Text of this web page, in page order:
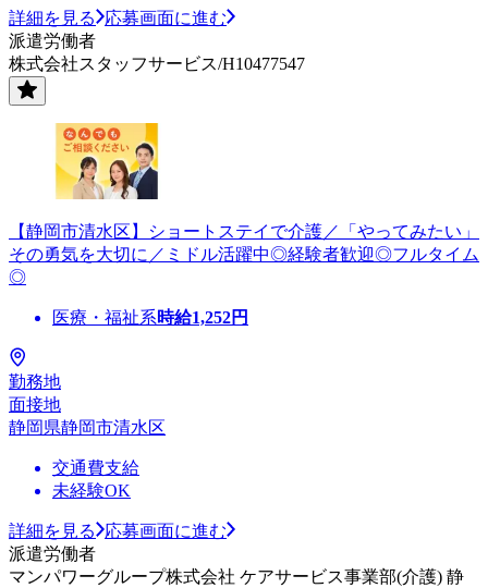
詳細を見る
応募画面に進む
派遣労働者
株式会社スタッフサービス/H10477547
【静岡市清水区】ショートステイで介護／「やってみたい」
その勇気を大切に／ミドル活躍中◎経験者歓迎◎フルタイム
◎
医療・福祉系時給1,252円
勤務地
面接地
静岡県静岡市清水区
交通費支給
未経験OK
詳細を見る
応募画面に進む
派遣労働者
マンパワーグループ株式会社 ケアサービス事業部(介護) 静